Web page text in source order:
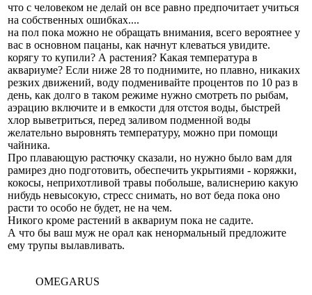
что с человеком не делай он все равно предпочитает учиться
на собственных ошибках....
на пол пока можно не обращать внимания, всего вероятнее у
вас в основном пацаны, как начнут клеваться увидите.
корягу то купили? А растения? Какая температура в
аквариуме? Если ниже 28 то поднимите, но плавно, никаких
резких движений, воду подменивайте процентов по 10 раз в
день, как долго в таком режиме нужно смотреть по рыбам,
аэрацию включите и в емкости для отстоя воды, быстрей
хлор выветриться, перед заливом подменной воды
желательно выровнять температуру, можно при помощи
чайника.
Про плавающую растючку сказали, но нужно было вам для
рамирез дно подготовить, обеспечить укрытиями - коряжки,
кокосы, неприхотливой травы побольше, валиснерию какую
нибудь невысокую, стресс снимать, но вот беда пока оно
расти то особо не будет, не на чем.
Никого кроме растений в аквариум пока не садите.
А что бы ваш муж не орал как ненормальный предложите
ему трупы вылавливать.
OMEGARUS